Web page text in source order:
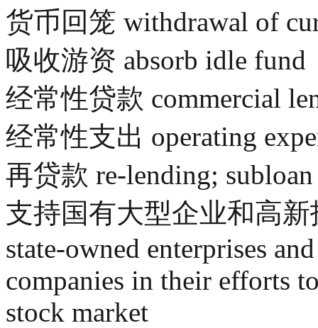
货币回笼 withdrawal of
吸收游资 absorb idle fund
经常性贷款 commercial
经常性支出 operating
再贷款 re-lending; subloan
支持国有大型企业和高新
state-owned enterprises
companies in their efforts
stock market